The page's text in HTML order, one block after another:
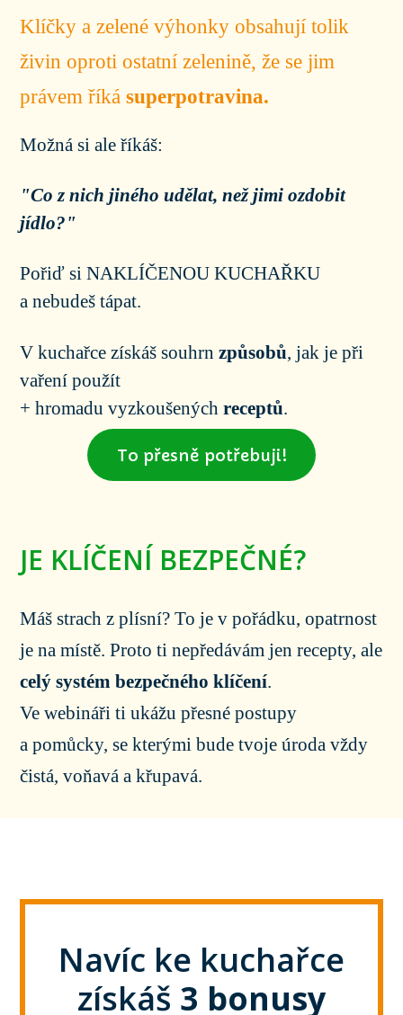
Klíčky a zelené výhonky obsahují tolik
živin oproti ostatní zelenině, že se jim
právem říkásuperpotravina.
Možná si ale říkáš:
"Co z nich jiného udělat, než jimi ozdobit
jídlo?"
Pořiď si NAKLÍČENOU KUCHAŘKU
a nebudeš tápat.
V kuchařce získáš souhrnzpůsobů, jak je při
vaření použít
+ hromadu vyzkoušenýchreceptů.
To přesně potřebuji!
JE KLÍČENÍ BEZPEČNÉ?
Máš strach z plísní? To je v pořádku, opatrnost
je na místě. Proto ti nepředávám jen recepty, ale
celý systém bezpečného klíčení.
Ve webináři ti ukážu přesné postupy
a pomůcky, se kterými bude tvoje úroda vždy
čistá, voňavá a křupavá.
Navíc ke kuchařce
získáš 3 bonusy